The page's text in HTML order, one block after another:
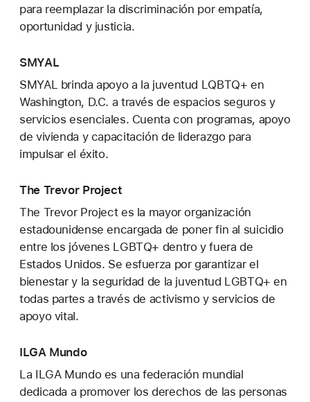
para reemplazar la discriminación por empatía,
oportunidad y justicia.
SMYAL
SMYAL brinda apoyo a la juventud LQBTQ+ en
Washington, D.C. a través de espacios seguros y
servicios esenciales. Cuenta con programas, apoyo
de vivienda y capacitación de liderazgo para
impulsar el éxito.
The Trevor Project
The Trevor Project es la mayor organización
estadounidense encargada de poner fin al suicidio
entre los jóvenes LGBTQ+ dentro y fuera de
Estados Unidos. Se esfuerza por garantizar el
bienestar y la seguridad de la juventud LGBTQ+ en
todas partes a través de activismo y servicios de
apoyo vital.
ILGA Mundo
La ILGA Mundo es una federación mundial
dedicada a promover los derechos de las personas